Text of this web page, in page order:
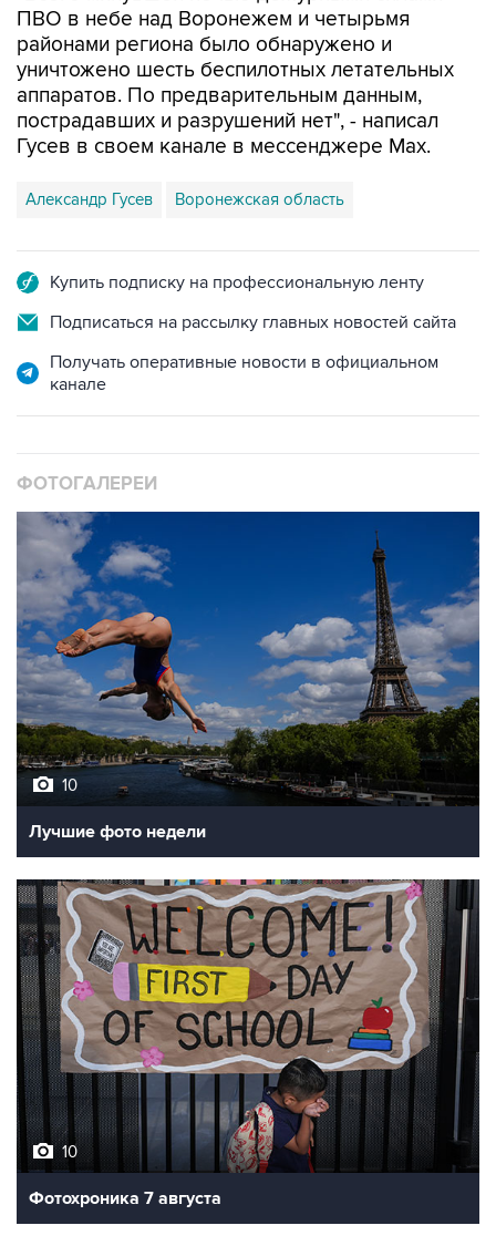
ПВО в небе над Воронежем и четырьмя
районами региона было обнаружено и
уничтожено шесть беспилотных летательных
аппаратов. По предварительным данным,
пострадавших и разрушений нет", - написал
Гусев в своем канале в мессенджере Max.
Александр Гусев Воронежская область
Купить подписку на профессиональную ленту
Подписаться на рассылку главных новостей сайта
Получать оперативные новости в официальном
канале
ФОТОГАЛЕРЕИ
10
Лучшие фото недели
10
Фотохроника 7 августа